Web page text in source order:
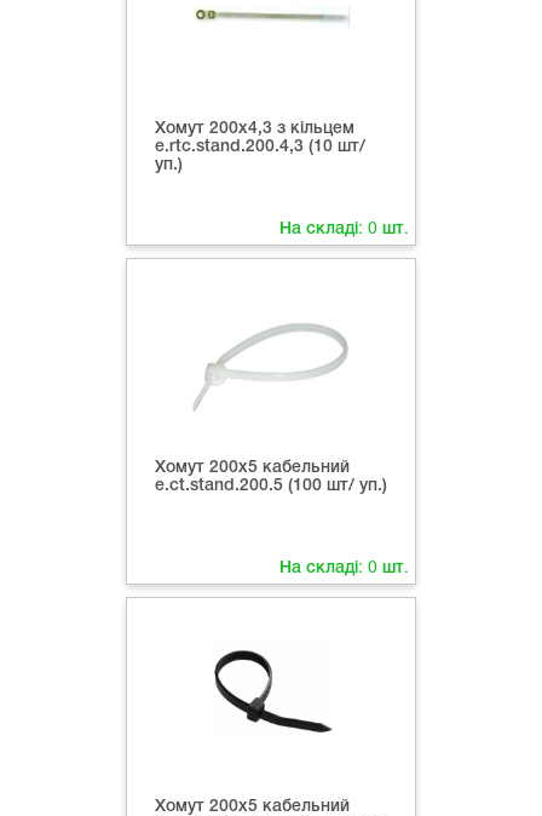
Хомут 200х4,3 з кільцем
e.rtc.stand.200.4,3 (10 шт/
уп.)
На складі: 0 шт.
Хомут 200х5 кабельний
e.ct.stand.200.5 (100 шт/ уп.)
На складі: 0 шт.
Хомут 200х5 кабельний